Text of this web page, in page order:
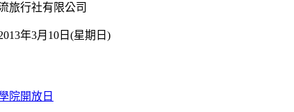
旅行社有限公司
年3月10日(星期日)